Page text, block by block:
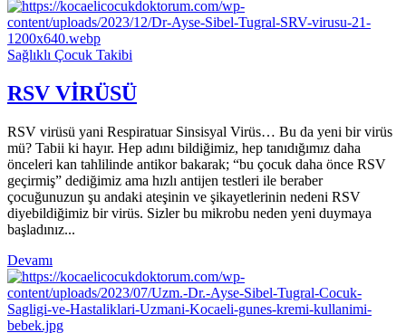
Sağlıklı Çocuk Takibi
RSV VİRÜSÜ
RSV virüsü yani Respiratuar Sinsisyal Virüs… Bu da yeni bir virüs
mü? Tabii ki hayır. Hep adını bildiğimiz, hep tanıdığımız daha
önceleri kan tahlilinde antikor bakarak; “bu çocuk daha önce RSV
geçirmiş” dediğimiz ama hızlı antijen testleri ile beraber
çocuğunuzun şu andaki ateşinin ve şikayetlerinin nedeni RSV
diyebildiğimiz bir virüs. Sizler bu mikrobu neden yeni duymaya
başladınız...
Devamı